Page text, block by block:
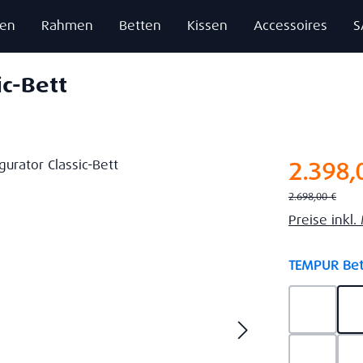
Rahmen Betten Kissen Accessoires
Bett
Regulärer Preis:
2.698,00 €
Preise inkl.
TEMPUR